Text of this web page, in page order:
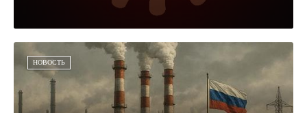
НОВОСТЬ